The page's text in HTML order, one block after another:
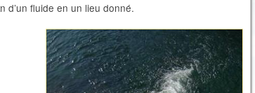
d’un fluide en un lieu donné.